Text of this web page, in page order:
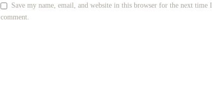
Save my name, email, and website in this browser for the next time I
comment.